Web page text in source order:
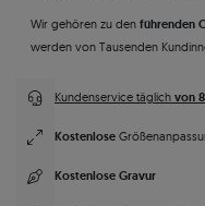
Wir gehören zu den führenden
werden von Tausenden
Kundenservice täglich von
Kostenlose
Kostenlose Gravur